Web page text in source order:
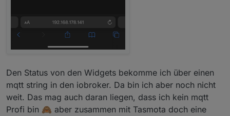
Den Status von den Widgets bekomme ich über einen
mqtt string in den iobroker. Da bin ich aber noch nicht
weit. Das mag auch daran liegen, dass ich kein mqtt
Profi bin 🙈 aber zusammen mit Tasmota doch eine